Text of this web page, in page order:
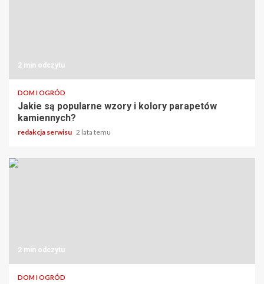
2 min odczytu
DOM I OGRÓD
Jakie są popularne wzory i kolory parapetów
kamiennych?
redakcja serwisu 2 lata temu
2 min odczytu
DOM I OGRÓD